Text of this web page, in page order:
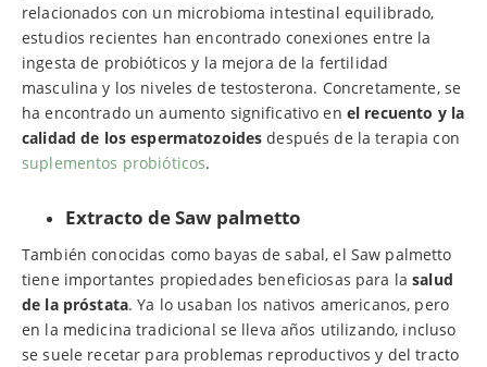
relacionados con un microbioma intestinal equilibrado,
estudios recientes han encontrado conexiones entre la
ingesta de probióticos y la mejora de la fertilidad
masculina y los niveles de testosterona. Concretamente, se
ha encontrado un aumento significativo en el recuento y la
calidad de los espermatozoides después de la terapia con
suplementos probióticos.
Extracto de Saw palmetto
También conocidas como bayas de sabal, el Saw palmetto
tiene importantes propiedades beneficiosas para lasalud
de la próstata. Ya lo usaban los nativos americanos, pero
en la medicina tradicional se lleva años utilizando, incluso
se suele recetar para problemas reproductivos y del tracto